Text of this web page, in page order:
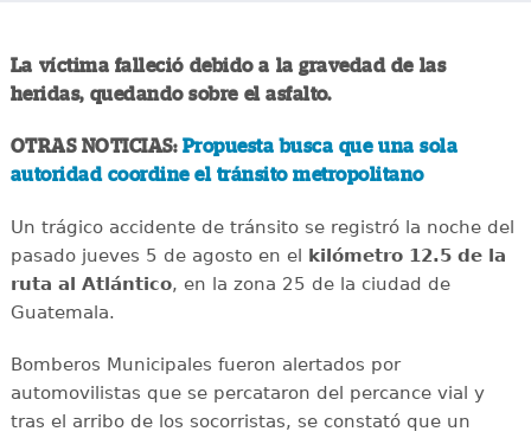
La víctima falleció debido a la gravedad de las
heridas, quedando sobre el asfalto.
OTRAS NOTICIAS: Propuesta busca que una sola
autoridad coordine el tránsito metropolitano
Un trágico accidente de tránsito se registró la noche del
pasado jueves 5 de agosto en el kilómetro 12.5 de la
ruta al Atlántico, en la zona 25 de la ciudad de
Guatemala.
Bomberos Municipales fueron alertados por
automovilistas que se percataron del percance vial y
tras el arribo de los socorristas, se constató que un